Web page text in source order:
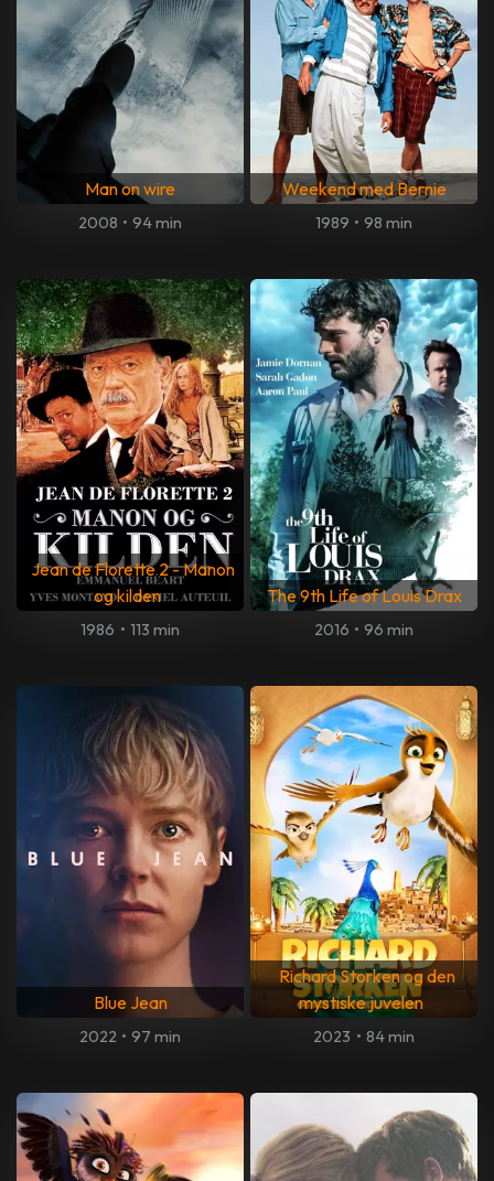
Man on wire
2008 • 94 min
Weekend med Bernie
1989 • 98 min
Jean de Florette 2 - Manon
og kilden
1986 • 113 min
The 9th Life of Louis Drax
2016 • 96 min
Blue Jean
2022 • 97 min
Richard Storken og den
mystiske juvelen
2023 • 84 min